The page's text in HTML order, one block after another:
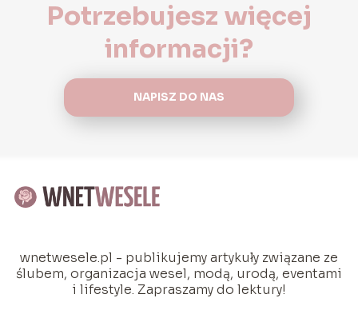
Potrzebujesz więcej
informacji?
NAPISZ DO NAS
wnetwesele.pl - publikujemy artykuły związane ze
ślubem, organizacja wesel, modą, urodą, eventami
i lifestyle. Zapraszamy do lektury!